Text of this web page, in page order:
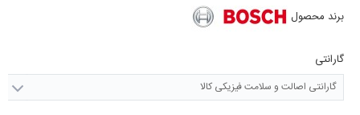
برند محصول
گارانتی
گارانتی اصالت و سلامت فیزیکی کالا